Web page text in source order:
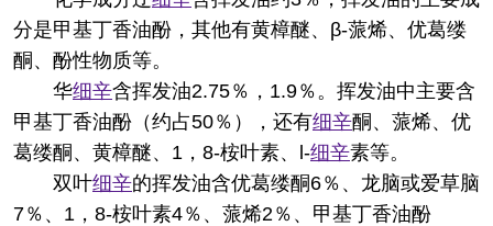
分是甲基丁香油酚，其他有黄樟醚、β-蒎烯、优葛缕
酮、酚性物质等。
华细辛含挥发油2.75％，1.9％。挥发油中主要含
甲基丁香油酚（约占50％），还有细辛酮、蒎烯、优
葛缕酮、黄樟醚、1，8-桉叶素、l-细辛素等。
双叶细辛的挥发油含优葛缕酮6％、龙脑或爱草脑
7％、1，8-桉叶素4％、蒎烯2％、甲基丁香油酚